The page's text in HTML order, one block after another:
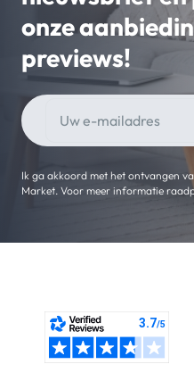
onze
previews!
Ik ga akkoord met het ontvangen
Market. Voor meer informatie